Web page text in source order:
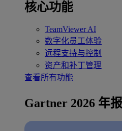
核心功能
TeamViewer AI
数字化员工体验
远程支持与控制
资产和补丁管理
查看所有功能
Gartner 2026 年